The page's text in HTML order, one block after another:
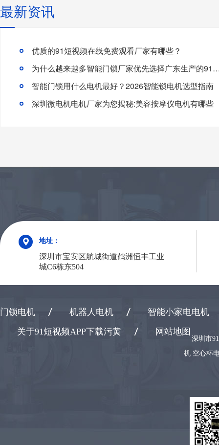
最新资讯
优质的91短视频在线免费观看厂家有哪些？
为什么越来越多智能门锁厂家优先选择广
智能门锁用什么电机最好？2026智能锁电机选型指南
深圳微电机电机厂家为您揭秘:美容按摩仪电机有哪些
地址：
深圳市宝安区航城街道鹤洲恒丰工业
城C6栋东504
门锁电机 机器人电机
智能小家电电机
关于91短视频APP下载污黄
网站地图
深圳市
机 空心杯